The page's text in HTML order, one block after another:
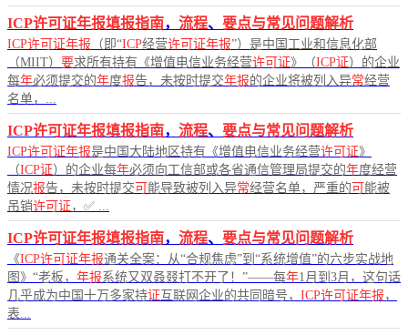
ICP许可证年报填报指南， 流程、 要点与常见问题解析
ICP许可证年报 （即“ICP经营许可证年报”）是中国工业和信息化部
（MIIT） 要求所有持有《增值电信业务经营许可证》（ICP证）的企业
每年必须提交的年度报告，未按时提交年报的企业将被列入异常经营
名单，...
ICP许可证年报填报指南， 流程、 要点与常见问题解析
ICP许可证年报是中国大陆地区持有《增值电信业务经营许可证》
（ICP证）的企业每年必须向工信部或各省通信管理局提交的年度经营
情况报告，未按时提交 可 能导致被列入异常经营名单，严重的 可 能被
吊销许可证 ，✅ ...
ICP许可证年报填报指南， 流程、 要点与常见问题解析
《ICP许可证年报通关全案：从“合规焦虑”到“系统增值”的六步实战地
图》“老板， 年报系统又双叒叕打不开了！”——每年1月到3月，这句话
几乎成为中国十万多家持证 互联网企业的共同暗号， ICP许可证年报 ，
表...